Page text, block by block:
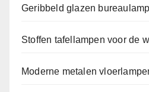
Geribbeld glazen
Stoffen tafellampen voor de
Moderne metalen